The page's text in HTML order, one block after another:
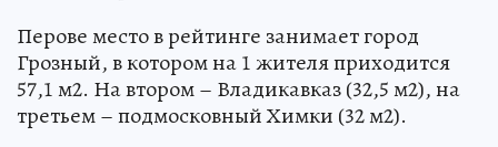
Перове место в рейтинге занимает город
Грозный, в котором на 1 жителя приходится
57,1 м2. На втором – Владикавказ (32,5 м2), на
третьем – подмосковный Химки (32 м2).